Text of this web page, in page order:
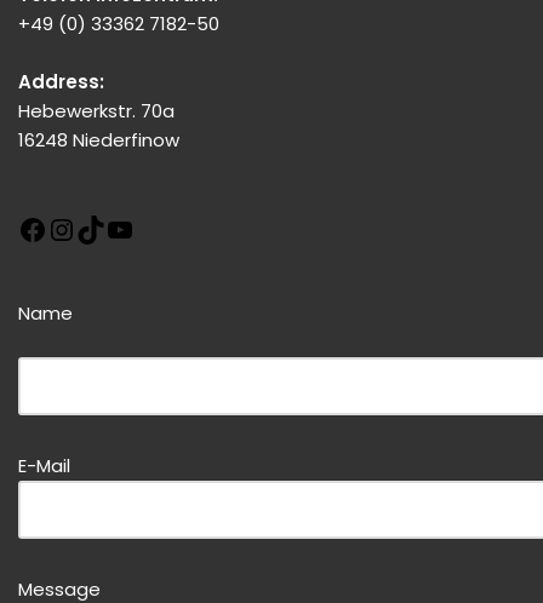
+49 (0) 33362 7182-50
Address:
Hebewerkstr. 70a
16248 Niederfinow
Name
Bitte dieses Feld leer lassen!
E-Mail
Message